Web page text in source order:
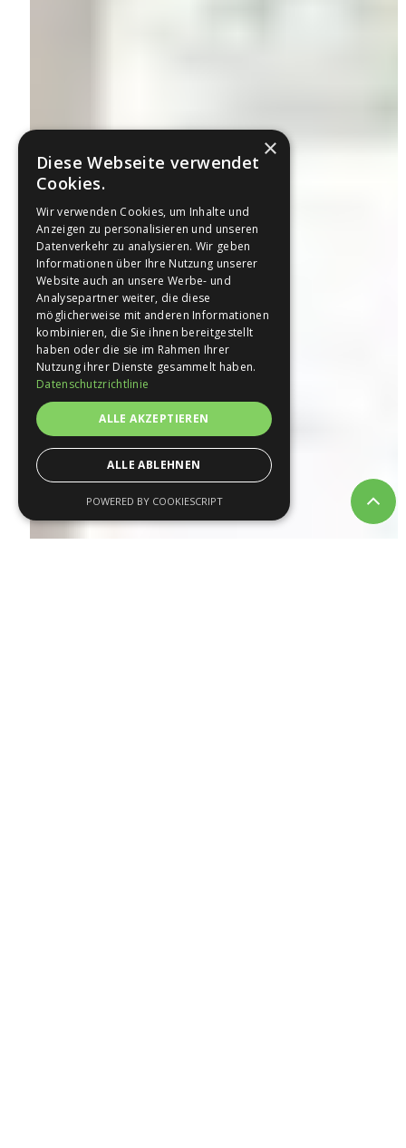
×
Diese Webseite verwendet
Cookies.
Wir verwenden Cookies, um Inhalte und
Anzeigen zu personalisieren und unseren
Datenverkehr zu analysieren. Wir geben
Informationen über Ihre Nutzung unserer
Website auch an unsere Werbe- und
Analysepartner weiter, die diese
möglicherweise mit anderen Informationen
kombinieren, die Sie ihnen bereitgestellt
haben oder die sie im Rahmen Ihrer
Nutzung ihrer Dienste gesammelt haben.
Datenschutzrichtlinie
ALLE AKZEPTIEREN
ALLE ABLEHNEN
POWERED BY COOKIESCRIPT